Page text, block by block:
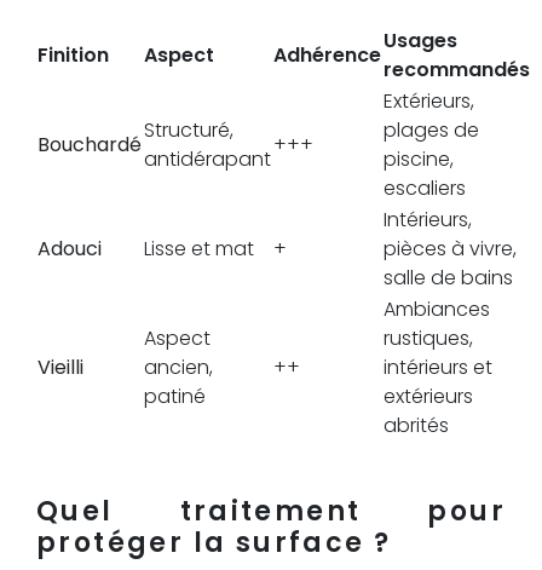
Finition Aspect Adhérence
Usages
recommandés
Bouchardé
Structuré,
antidérapant
+++
Extérieurs,
plages de
piscine,
escaliers
Adouci Lisse et mat +
Intérieurs,
pièces à vivre,
salle de bains
Vieilli
Aspect
ancien,
patiné
++
Ambiances
rustiques,
intérieurs et
extérieurs
abrités
Quel traitement pour
protéger la surface ?